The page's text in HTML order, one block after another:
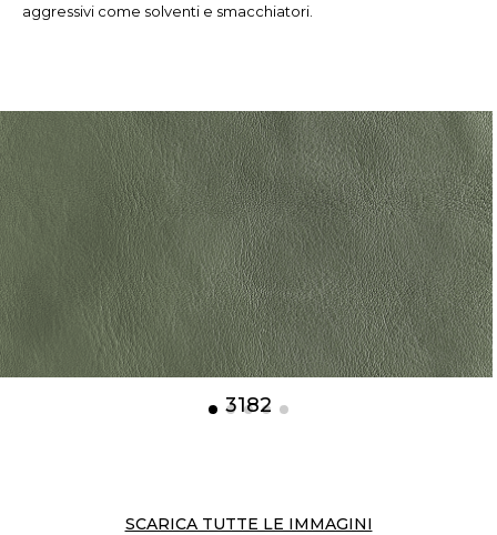
aggressivi come solventi e smacchiatori.
3182
SCARICA TUTTE LE IMMAGINI